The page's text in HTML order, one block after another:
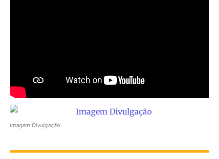
Imagem Divulgação